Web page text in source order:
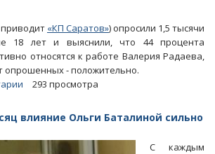
«КП Саратов») опросили 1,5 тысячи
18 лет и выяснили, что 44 процента
относятся к работе Валерия Радаева,
опрошенных - положительно.
293 просмотра
влияние Ольги Баталиной сильно
С каждым